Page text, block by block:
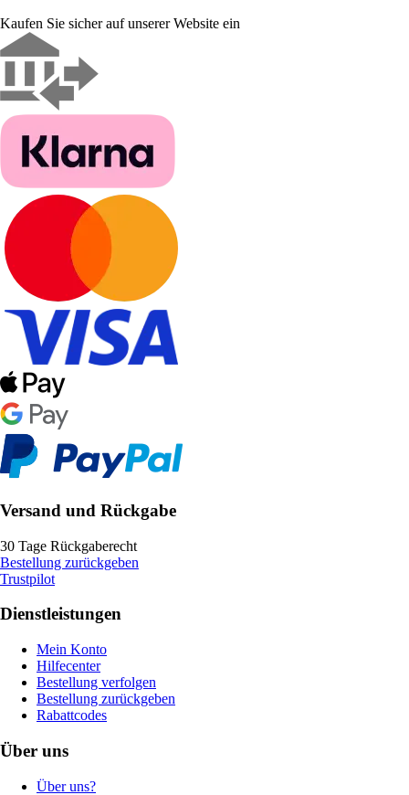
Kaufen Sie sicher auf unserer Website ein
Versand und Rückgabe
30 Tage Rückgaberecht
Bestellung zurückgeben
Trustpilot
Dienstleistungen
Mein Konto
Hilfecenter
Bestellung verfolgen
Bestellung zurückgeben
Rabattcodes
Über uns
Über uns?